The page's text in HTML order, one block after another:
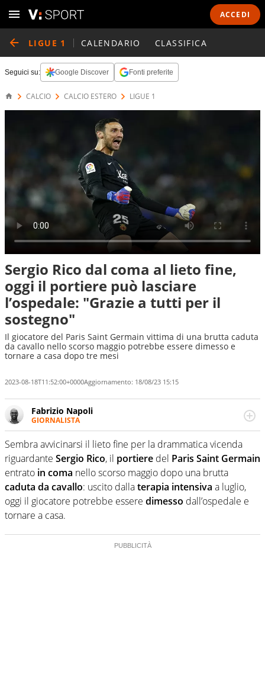
ACCEDI
LIGUE 1 CALENDARIO CLASSIFICA
Seguici su: Google Discover Fonti preferite
CALCIO CALCIO ESTERO LIGUE 1
Sergio Rico dal coma al lieto fine,
oggi il portiere può lasciare
l’ospedale: "Grazie a tutti per il
sostegno"
Il giocatore del Paris Saint Germain vittima di una brutta caduta
da cavallo nello scorso maggio potrebbe essere dimesso e
tornare a casa dopo tre mesi
2023-08-18T11:52:00+0000Aggiornamento: 18/08/23 15:15
Fabrizio Napoli
GIORNALISTA
Giornalista professionista, per Virgilio Sport segue anche
il calcio ma è con la pallanuoto che esalta competenze e
passioni. Cura la comunicazione di HaBaWaBa, il più
grande festival di waterpolo per bambini al mondo
Sembra avvicinarsi il lieto fine per la drammatica vicenda
riguardante Sergio Rico, il portiere del Paris Saint Germain
entrato in coma nello scorso maggio dopo una brutta
caduta da cavallo: uscito dallaterapia intensiva a luglio,
oggi il giocatore potrebbe essere dimesso dall’ospedale e
tornare a casa.